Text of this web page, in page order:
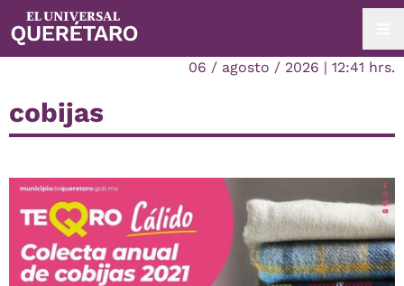
06 / agosto / 2026 | 12:41 hrs.
cobijas